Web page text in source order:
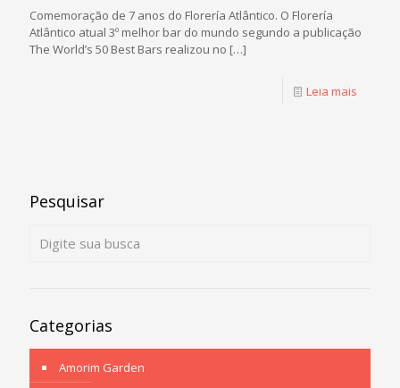
Comemoração de 7 anos do Florería Atlântico. O Florería
Atlântico atual 3º melhor bar do mundo segundo a publicação
The World’s 50 Best Bars realizou no […]
Leia mais
Pesquisar
Categorias
Amorim Garden